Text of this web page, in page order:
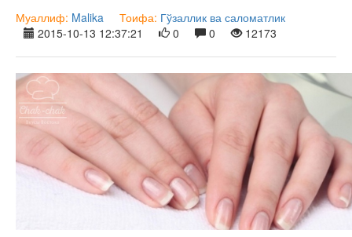
Муаллиф: Malika Тоифа: Гўзаллик ва саломатлик
2015-10-13 12:37:21
0 0 12173